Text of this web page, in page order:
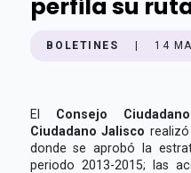
perfila su
BOLETINES 14
El Consejo
Ciudadano Jalisco
donde se aprobó la
periodo 2013-2015; las